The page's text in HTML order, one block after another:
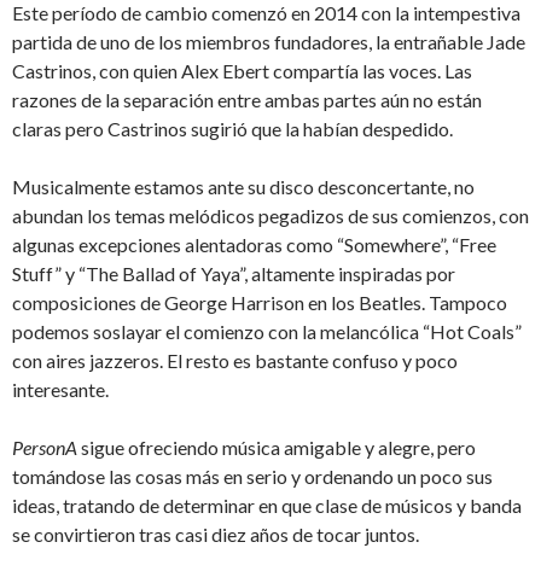
Este período de cambio comenzó en 2014 con la intempestiva
partida de uno de los miembros fundadores, la entrañable Jade
Castrinos, con quien Alex Ebert compartía las voces. Las
razones de la separación entre ambas partes aún no están
claras pero Castrinos sugirió que la habían despedido.
Musicalmente estamos ante su disco desconcertante, no
abundan los temas melódicos pegadizos de sus comienzos, con
algunas excepciones alentadoras como “Somewhere”, “Free
Stuff” y “The Ballad of Yaya”, altamente inspiradas por
composiciones de George Harrison en los Beatles. Tampoco
podemos soslayar el comienzo con la melancólica “Hot Coals”
con aires jazzeros. El resto es bastante confuso y poco
interesante.
PersonA sigue ofreciendo música amigable y alegre, pero
tomándose las cosas más en serio y ordenando un poco sus
ideas, tratando de determinar en que clase de músicos y banda
se convirtieron tras casi diez años de tocar juntos.